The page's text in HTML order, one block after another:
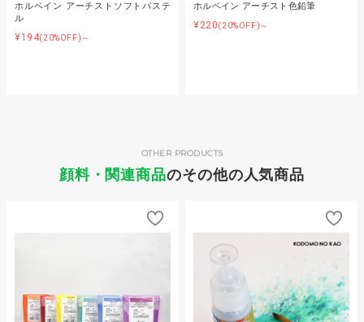
ホルベイン アーチストソフトパステ
ル
¥194(20%OFF)～
ホルベイン アーチスト色鉛筆
¥220(20%OFF)～
顔料・関連商品のその他の人気商品
OTHER PRODUCTS